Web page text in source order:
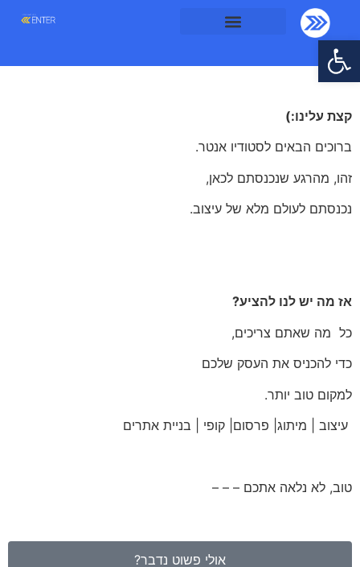
פתח סרגל נגישות
קצת עלינו:)
ברוכים הבאים לסטודיו אנטר.
זהו, מהרגע שנכנסתם לכאן,
נכנסתם לעולם מלא של עיצוב.
אז מה יש לנו להציע?
כל מה שאתם צריכים,
כדי להכניס את העסק שלכם
למקום טוב יותר.
עיצוב | מיתוג| פרסום| קופי | בניית אתרים
טוב, לא נלאה אתכם – – –
אולי פשוט נדבר?